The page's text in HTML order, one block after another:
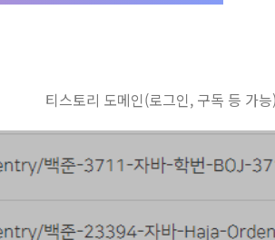
티스토리 도메인(로그인, 구독 등 가능)